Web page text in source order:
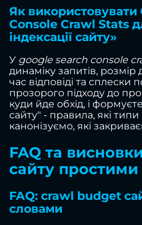
Як використовувати
Console Crawl Stats
індексації сайту»
У google search console
динаміку запитів,
час відповіді та сплески
прозорого підходу до
куди йде обхід, і
сайту" - правила, які типи
канонізуємо, які
FAQ та
сайту
FAQ: crawl budget
словами